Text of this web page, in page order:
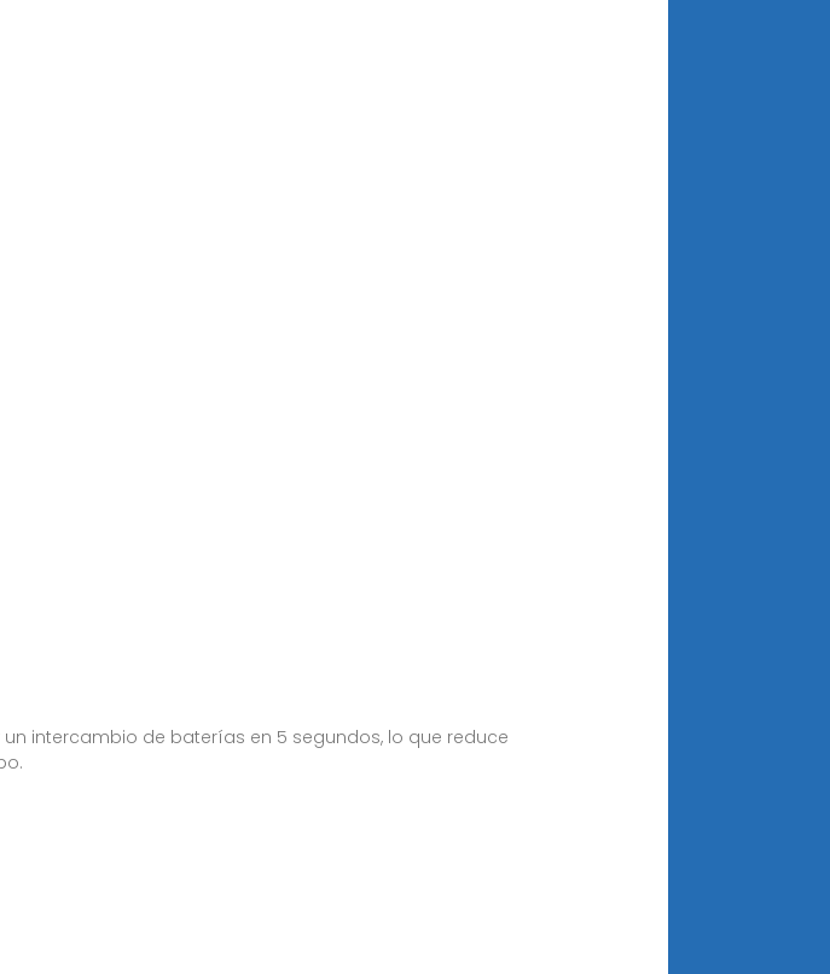
intercambio de baterías en 5 segundos, lo que reduce